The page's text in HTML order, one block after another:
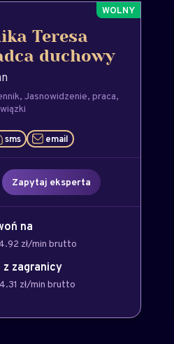
Teresa
duchowy
Jasnowidzenie praca
sms email
Zapytaj eksperta
na
zł/min brutto
z zagranicy
4.31 zł/min brutto